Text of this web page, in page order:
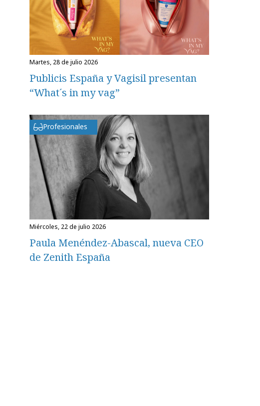
martes, 28 de julio 2026
Publicis España y Vagisil presentan
“What´s in my vag”
Profesionales
miércoles, 22 de julio 2026
Paula Menéndez-Abascal, nueva CEO
de Zenith España